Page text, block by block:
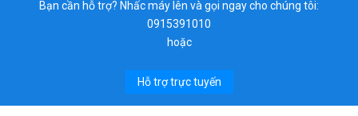
Bạn cần hỗ trợ? Nhấc máy lên và gọi ngay cho chúng tôi:
0915391010
hoặc
Hỗ trợ trực tuyến